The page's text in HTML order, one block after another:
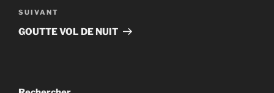
Article
suivant
SUIVANT
GOUTTE VOL DE NUIT